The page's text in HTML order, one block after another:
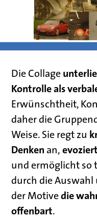
Die Collage
Kontrolle als
Erwünschtheit,
daher die
Weise. Sie regt zu
Denkenan,
und ermöglicht so
durch die
der Motivedie
offenbart.